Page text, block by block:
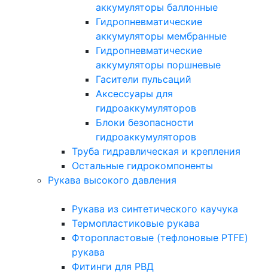
аккумуляторы баллонные
Гидропневматические
аккумуляторы мембранные
Гидропневматические
аккумуляторы поршневые
Гасители пульсаций
Аксессуары для
гидроаккумуляторов
Блоки безопасности
гидроаккумуляторов
Труба гидравлическая и крепления
Остальные гидрокомпоненты
Рукава высокого давления
Рукава из синтетического каучука
Термопластиковые рукава
Фторопластовые (тефлоновые PTFE)
рукава
Фитинги для РВД